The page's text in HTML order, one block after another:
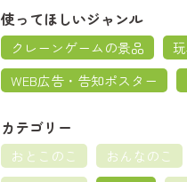
使ってほしいジャンル
クレーンゲームの景品
WEB広告・告知ポスター
カテゴリー
おとこのこ おんなのこ